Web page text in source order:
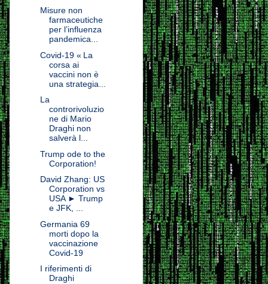
Misure non
farmaceutiche
per l’influenza
pandemica...
Covid-19 « La
corsa ai
vaccini non è
una strategia...
La
controrivoluzio
ne di Mario
Draghi non
salverà l...
Trump ode to the
Corporation!
David Zhang: US
Corporation vs
USA ► Trump
e JFK, ...
Germania 69
morti dopo la
vaccinazione
Covid-19
I riferimenti di
Draghi